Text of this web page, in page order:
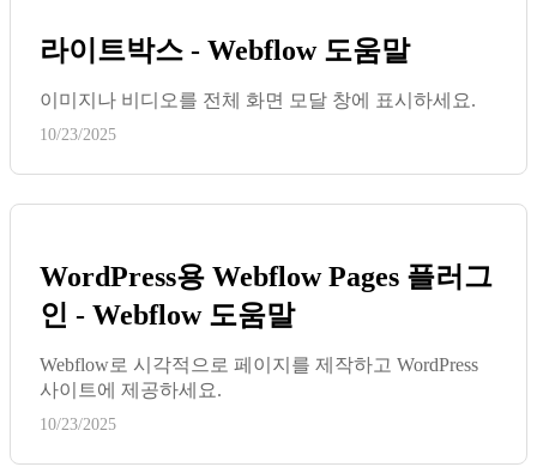
라이트박스 - Webflow 도움말
이미지나 비디오를 전체 화면 모달 창에 표시하세요.
10/23/2025
WordPress용 Webflow Pages 플러그
인 - Webflow 도움말
Webflow로 시각적으로 페이지를 제작하고 WordPress
사이트에 제공하세요.
10/23/2025